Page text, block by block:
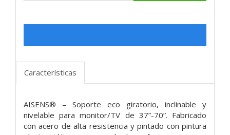
Características
AISENS® – Soporte eco giratorio, inclinable y
nivelable para monitor/TV de 37”-70”. Fabricado
con acero de alta resistencia y pintado con pintura